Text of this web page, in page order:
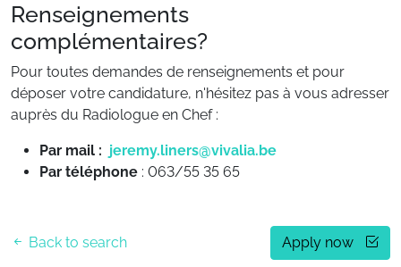
Renseignements
complémentaires?
Pour toutes demandes de renseignements et pour
déposer votre candidature, n'hésitez pas à vous adresser
auprès du Radiologue en Chef :
Par mail : jeremy.liners@vivalia.be
Par téléphone : 063/55 35 65
Back to search Apply now